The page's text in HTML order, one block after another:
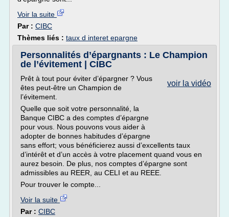
Voir la suite
Par : CIBC
Thèmes liés : taux d interet epargne
Personnalités d’épargnants : Le Champion
de l’évitement | CIBC
voir la vidéo
Prêt à tout pour éviter d’épargner ? Vous
êtes peut-être un Champion de
l’évitement.
Quelle que soit votre personnalité, la
Banque CIBC a des comptes d’épargne
pour vous. Nous pouvons vous aider à
adopter de bonnes habitudes d’épargne
sans effort; vous bénéficierez aussi d’excellents taux
d’intérêt et d’un accès à votre placement quand vous en
aurez besoin. De plus, nos comptes d’épargne sont
admissibles au REER, au CELI et au REEE.
Pour trouver le compte...
Voir la suite
Par : CIBC